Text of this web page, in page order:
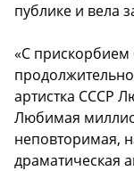
публике и вела
«С
артистка СССР
Любимая
неповторимая,
драматическая